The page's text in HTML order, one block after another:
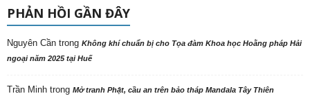
PHẢN HỒI GẦN ĐÂY
Nguyên Cần trong Không khí chuẩn bị cho Tọa đàm Khoa học Hoằng pháp Hải
ngoại năm 2025 tại Huế
Trần Minh trong Mở tranh Phật, cầu an trên bảo tháp Mandala Tây Thiên